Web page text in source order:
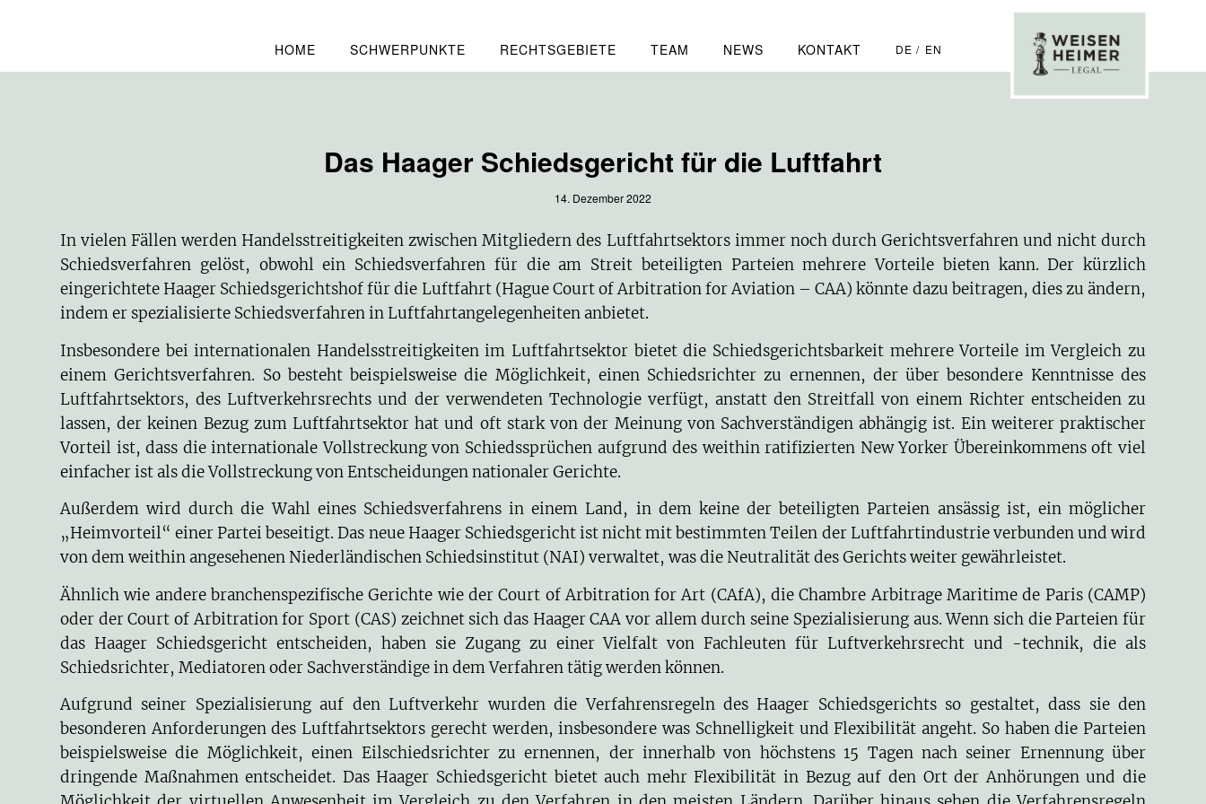
HOME SCHWERPUNKTE RECHTSGEBIETE TEAM NEWS KONTAKT DE EN
Das Haager Schiedsgericht für die Luftfahrt
14. Dezember 2022
In vielen Fällen werden Handelsstreitigkeiten zwischen Mitgliedern des Luftfahrtsektors immer noch durch Gerichtsverfahren und nicht durch
Schiedsverfahren gelöst, obwohl ein Schiedsverfahren für die am Streit beteiligten Parteien mehrere Vorteile bieten kann. Der kürzlich
eingerichtete Haager Schiedsgerichtshof für die Luftfahrt(Hague Court of Arbitration for Aviation – CAA) könnte dazu beitragen, dies zu ändern,
indem er spezialisierte Schiedsverfahren in Luftfahrtangelegenheiten anbietet.
Insbesondere bei internationalen Handelsstreitigkeiten im Luftfahrtsektor bietet die Schiedsgerichtsbarkeit mehrere Vorteile im Vergleich zu
einem Gerichtsverfahren. So besteht beispielsweise die Möglichkeit, einen Schiedsrichter zu ernennen, der über besondere Kenntnisse des
Luftfahrtsektors, des Luftverkehrsrechts und der verwendeten Technologie verfügt, anstatt den Streitfall von einem Richter entscheiden zu
lassen, der keinen Bezug zum Luftfahrtsektor hat und oft stark von der Meinung von Sachverständigen abhängig ist. Ein weiterer praktischer
Vorteil ist, dass die internationale Vollstreckung von Schiedssprüchen aufgrund des weithin ratifizierten New Yorker Übereinkommens oft viel
einfacher ist als die Vollstreckung von Entscheidungen nationaler Gerichte.
Außerdem wird durch die Wahl eines Schiedsverfahrens in einem Land, in dem keine der beteiligten Parteien ansässig ist, ein möglicher
„Heimvorteil“ einer Partei beseitigt. Das neue Haager Schiedsgericht ist nicht mit bestimmten Teilen der Luftfahrtindustrie verbunden und wird
von dem weithin angesehenen Niederländischen Schiedsinstitut (NAI) verwaltet, was die Neutralität des Gerichts weiter gewährleistet.
Ähnlich wie andere branchenspezifische Gerichte wie der Court of Arbitration for Art (CAfA), die Chambre Arbitrage Maritime de Paris (CAMP)
oder der Court of Arbitration for Sport (CAS) zeichnet sich das Haager CAA vor allem durch seine Spezialisierung aus. Wenn sich die Parteien für
das Haager Schiedsgericht entscheiden, haben sie Zugang zu einer Vielfalt von Fachleuten für Luftverkehrsrecht und -technik, die als
Schiedsrichter, Mediatoren oder Sachverständige in dem Verfahren tätig werden können.
Aufgrund seiner Spezialisierung auf den Luftverkehr wurden die Verfahrensregeln des Haager Schiedsgerichts so gestaltet, dass sie den
besonderen Anforderungen des Luftfahrtsektors gerecht werden, insbesondere was Schnelligkeit und Flexibilität angeht. So haben die Parteien
beispielsweise die Möglichkeit, einen Eilschiedsrichter zu ernennen, der innerhalb von höchstens 15 Tagen nach seiner Ernennung über
dringende Maßnahmen entscheidet. Das Haager Schiedsgericht bietet auch mehr Flexibilität in Bezug auf den Ort der Anhörungen und die